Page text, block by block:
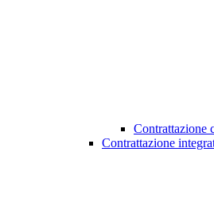
Contrattazione
Contrattazione